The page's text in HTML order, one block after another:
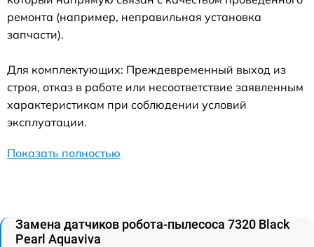
ремонта (например, неправильная установка
запчасти).
Для комплектующих: Преждевременный выход из
строя, отказ в работе или несоответствие заявленным
характеристикам при соблюдении условий
эксплуатации.
Показать полностью
Замена датчиков робота-пылесоса 7320 Black
Pearl Aquaviva